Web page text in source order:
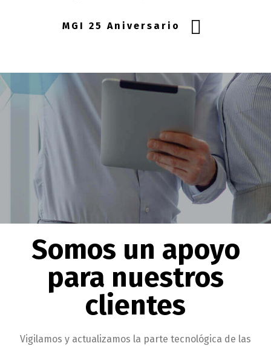
MGI 25 Aniversario
Somos un apoyo
para nuestros
clientes
Vigilamos y actualizamos la parte tecnológica de las